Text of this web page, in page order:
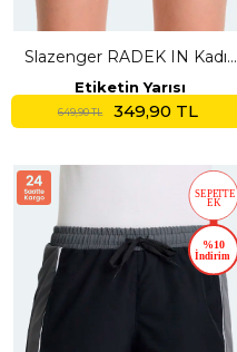
Slazenger RADEK IN Kadın
Cepli Deniz Şortu Fuşya
Mayo
Etiketin Yarısı
649,90 TL 349,90 TL